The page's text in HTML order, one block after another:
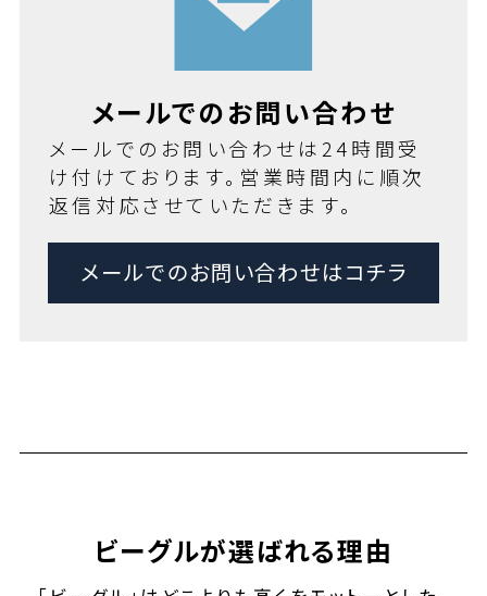
メールでのお問い合わせ
メールでのお問い合わせは24時間受
け付けております。営業時間内に順次
返信対応させていただきます。
メールでのお問い合わせはコチラ
ビーグルが選ばれる理由